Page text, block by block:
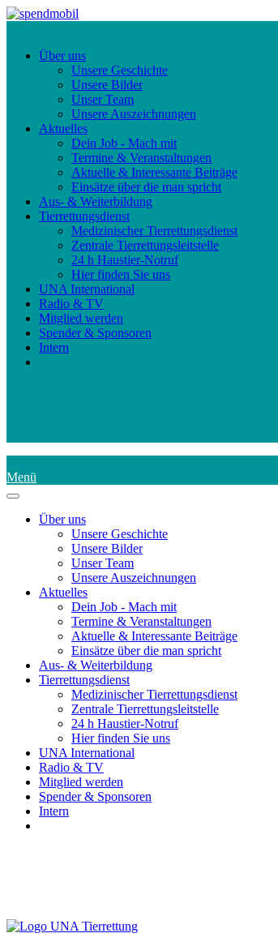
Über uns
Unsere Geschichte
Unsere Bilder
Unser Team
Unsere Auszeichnungen
Aktuelles
Dein Job - Mach mit
Termine & Veranstaltungen
Aktuelle & Interessante Beiträge
Einsätze über die man spricht
Aus- & Weiterbildung
Tierrettungsdienst
Medizinischer Tierrettungsdienst
Zentrale Tierrettungsleitstelle
24 h Haustier-Notruf
Hier finden Sie uns
UNA International
Radio & TV
Mitglied werden
Spender & Sponsoren
Intern
Menü
Über uns
Unsere Geschichte
Unsere Bilder
Unser Team
Unsere Auszeichnungen
Aktuelles
Dein Job - Mach mit
Termine & Veranstaltungen
Aktuelle & Interessante Beiträge
Einsätze über die man spricht
Aus- & Weiterbildung
Tierrettungsdienst
Medizinischer Tierrettungsdienst
Zentrale Tierrettungsleitstelle
24 h Haustier-Notruf
Hier finden Sie uns
UNA International
Radio & TV
Mitglied werden
Spender & Sponsoren
Intern